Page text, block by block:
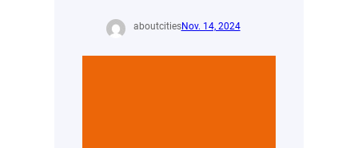
aboutcitiesNov. 14, 2024